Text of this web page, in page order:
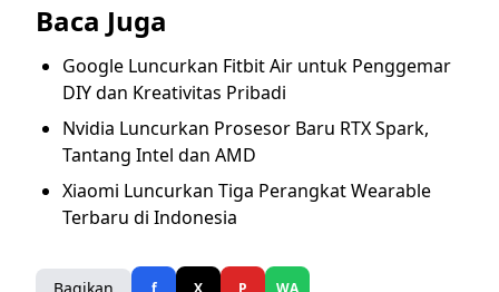
Baca Juga
Google Luncurkan Fitbit Air untuk Penggemar
DIY dan Kreativitas Pribadi
Nvidia Luncurkan Prosesor Baru RTX Spark,
Tantang Intel dan AMD
Xiaomi Luncurkan Tiga Perangkat Wearable
Terbaru di Indonesia
f X P WA